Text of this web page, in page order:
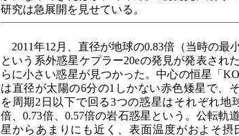
研究は急展開を見せている。
2011年12月、直径が地球の0.83倍（当時の最
という系外惑星ケプラー20eの発見が発表され
らに小さい惑星が見つかった。中心の恒星「
は直径が太陽の6分の1しかない赤色矮星で、
を周期2日以下で回る3つの惑星はそれぞれ地
倍、0.73倍、0.57倍の岩石惑星という。公転軌
星からあまりにも近く、表面温度がおよそ摂